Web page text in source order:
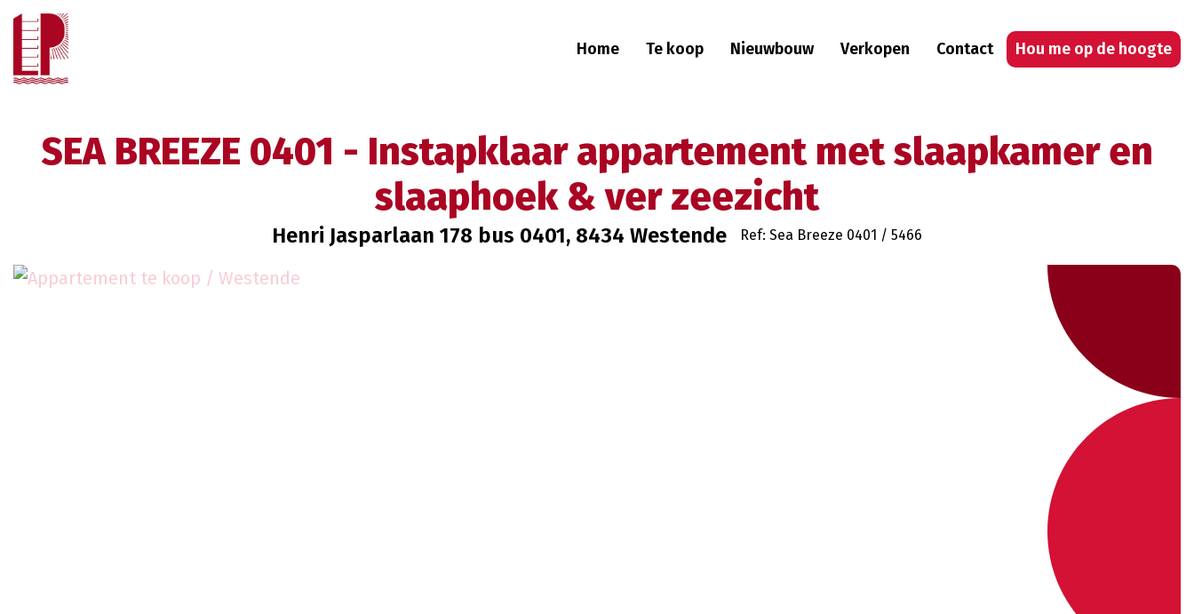
Home Te koop Nieuwbouw Verkopen Contact Hou me op de hoogte
SEA BREEZE 0401 - Instapklaar appartement met slaapkamer en
slaaphoek & ver zeezicht
Henri Jasparlaan 178 bus 0401, 8434 Westende Ref: Sea Breeze 0401 / 5466